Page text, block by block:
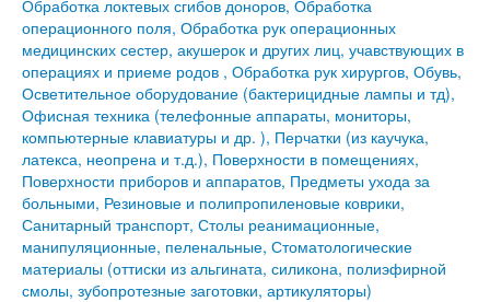
Обработка локтевых сгибов доноров, Обработка
операционного поля, Обработка рук операционных
медицинских сестер, акушерок и других лиц, учавствующих в
операциях и приеме родов , Обработка рук хирургов, Обувь,
Осветительное оборудование (бактерицидные лампы и тд),
Офисная техника (телефонные аппараты, мониторы,
компьютерные клавиатуры и др. ), Перчатки (из каучука,
латекса, неопрена и т.д.), Поверхности в помещениях,
Поверхности приборов и аппаратов, Предметы ухода за
больными, Резиновые и полипропиленовые коврики,
Санитарный транспорт, Столы реанимационные,
манипуляционные, пеленальные, Стоматологические
материалы (оттиски из альгината, силикона, полиэфирной
смолы, зубопротезные заготовки, артикуляторы)